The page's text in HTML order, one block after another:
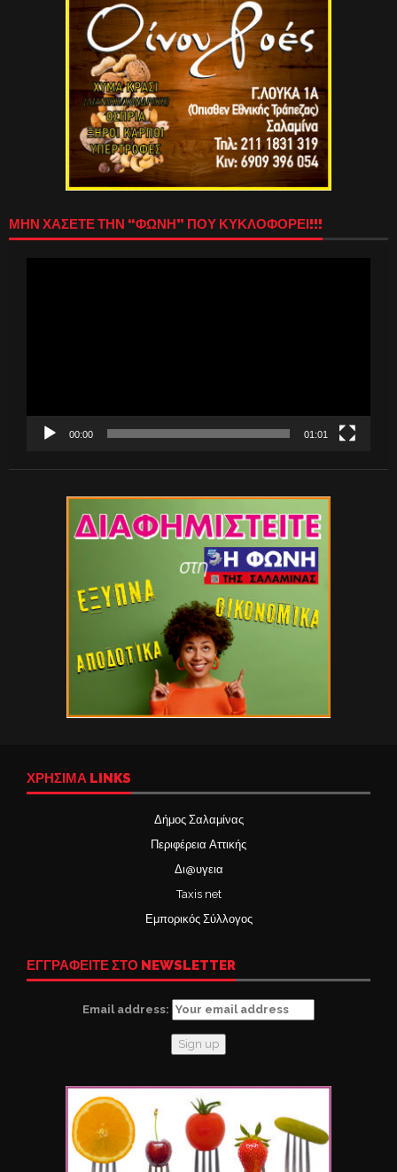
ΜΗΝ ΧΑΣΕΤΕ ΤΗΝ “ΦΩΝΗ” ΠΟΥ ΚΥΚΛΟΦΟΡΕΙ!!!
00:00 01:01
ΧΡΉΣΙΜΑ LINKS
Δήμος Σαλαμίνας
Περιφέρεια Αττικής
Δι@υγεια
Taxis net
Εμπορικός Σύλλογος
ΕΓΓΡΑΦΕΙΤΕ ΣΤΟ NEWSLETTER
Email address: